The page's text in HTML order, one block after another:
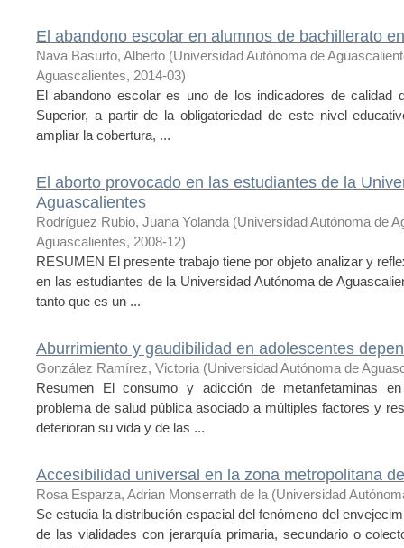
El abandono escolar en alumnos de bachillerato
Nava Basurto, Alberto (Universidad Autónoma de
Aguascalientes, 2014-03)
El abandono escolar es uno de los indicadores de calidad
Superior, a partir de la obligatoriedad de este nivel
ampliar la cobertura, ...
El aborto provocado en las estudiantes de la
Aguascalientes
Rodríguez Rubio, Juana Yolanda (Universidad Autónoma de
Aguascalientes, 2008-12)
RESUMEN El presente trabajo tiene por objeto analizar y
en las estudiantes de la Universidad Autónoma de
tanto que es un ...
Aburrimiento y gaudibilidad en adolescentes
González Ramírez, Victoria (Universidad Autónoma de
Resumen El consumo y adicción de metanfetaminas
problema de salud pública asociado a múltiples factores y
deterioran su vida y de las ...
Accesibilidad universal en la zona metropolitana
Rosa Esparza, Adrian Monserrath de la (Universidad
Se estudia la distribución espacial del fenómeno del
de las vialidades con jerarquía primaria, secundario o